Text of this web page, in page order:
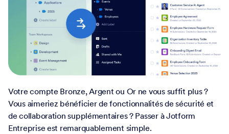
Votre compte Bronze, Argent ou Or ne vous suffit plus ?
Vous aimeriez bénéficier de fonctionnalités de sécurité et
de collaboration supplémentaires ? Passer à Jotform
Entreprise est remarquablement simple.